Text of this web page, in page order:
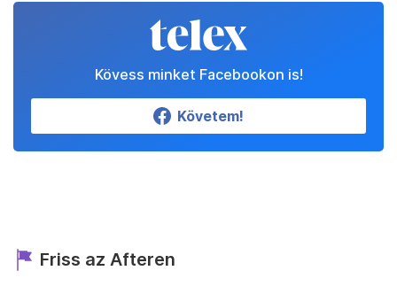
Kövess minket Facebookon is!
Követem!
Friss az Afteren